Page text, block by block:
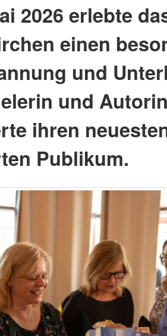
2026 erlebte
einen
und
und
ihren
Publikum.